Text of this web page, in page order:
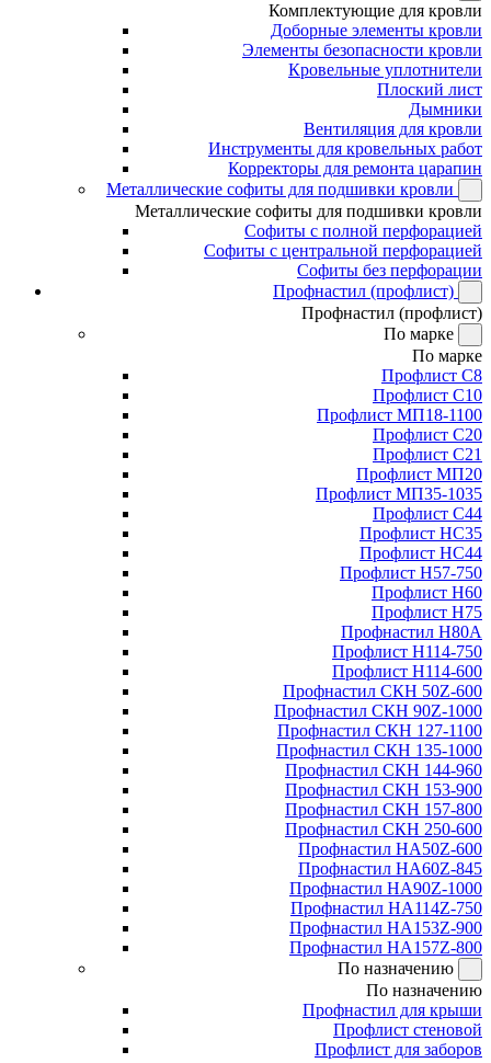
Комплектующие для кровли
Доборные элементы кровли
Элементы безопасности кровли
Кровельные уплотнители
Плоский лист
Дымники
Вентиляция для кровли
Инструменты для кровельных работ
Корректоры для ремонта царапин
Металлические софиты для подшивки кровли
Металлические софиты для подшивки кровли
Софиты с полной перфорацией
Софиты с центральной перфорацией
Софиты без перфорации
Профнастил (профлист)
Профнастил (профлист)
По марке
По марке
Профлист С8
Профлист С10
Профлист МП18-1100
Профлист С20
Профлист С21
Профлист МП20
Профлист МП35-1035
Профлист С44
Профлист НС35
Профлист НС44
Профлист Н57-750
Профлист Н60
Профлист Н75
Профнастил Н80А
Профлист Н114-750
Профлист Н114-600
Профнастил СКН 50Z-600
Профнастил СКН 90Z-1000
Профнастил СКН 127-1100
Профнастил СКН 135-1000
Профнастил СКН 144-960
Профнастил СКН 153-900
Профнастил СКН 157-800
Профнастил СКН 250-600
Профнастил НА50Z-600
Профнастил НА60Z-845
Профнастил НА90Z-1000
Профнастил НА114Z-750
Профнастил НА153Z-900
Профнастил НА157Z-800
По назначению
По назначению
Профнастил для крыши
Профлист стеновой
Профлист для заборов